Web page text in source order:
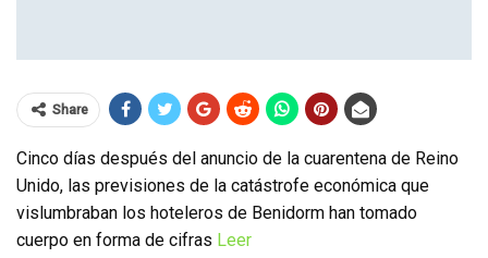
Share
Cinco días después del anuncio de la cuarentena de Reino
Unido, las previsiones de la catástrofe económica que
vislumbraban los hoteleros de Benidorm han tomado
cuerpo en forma de cifras Leer